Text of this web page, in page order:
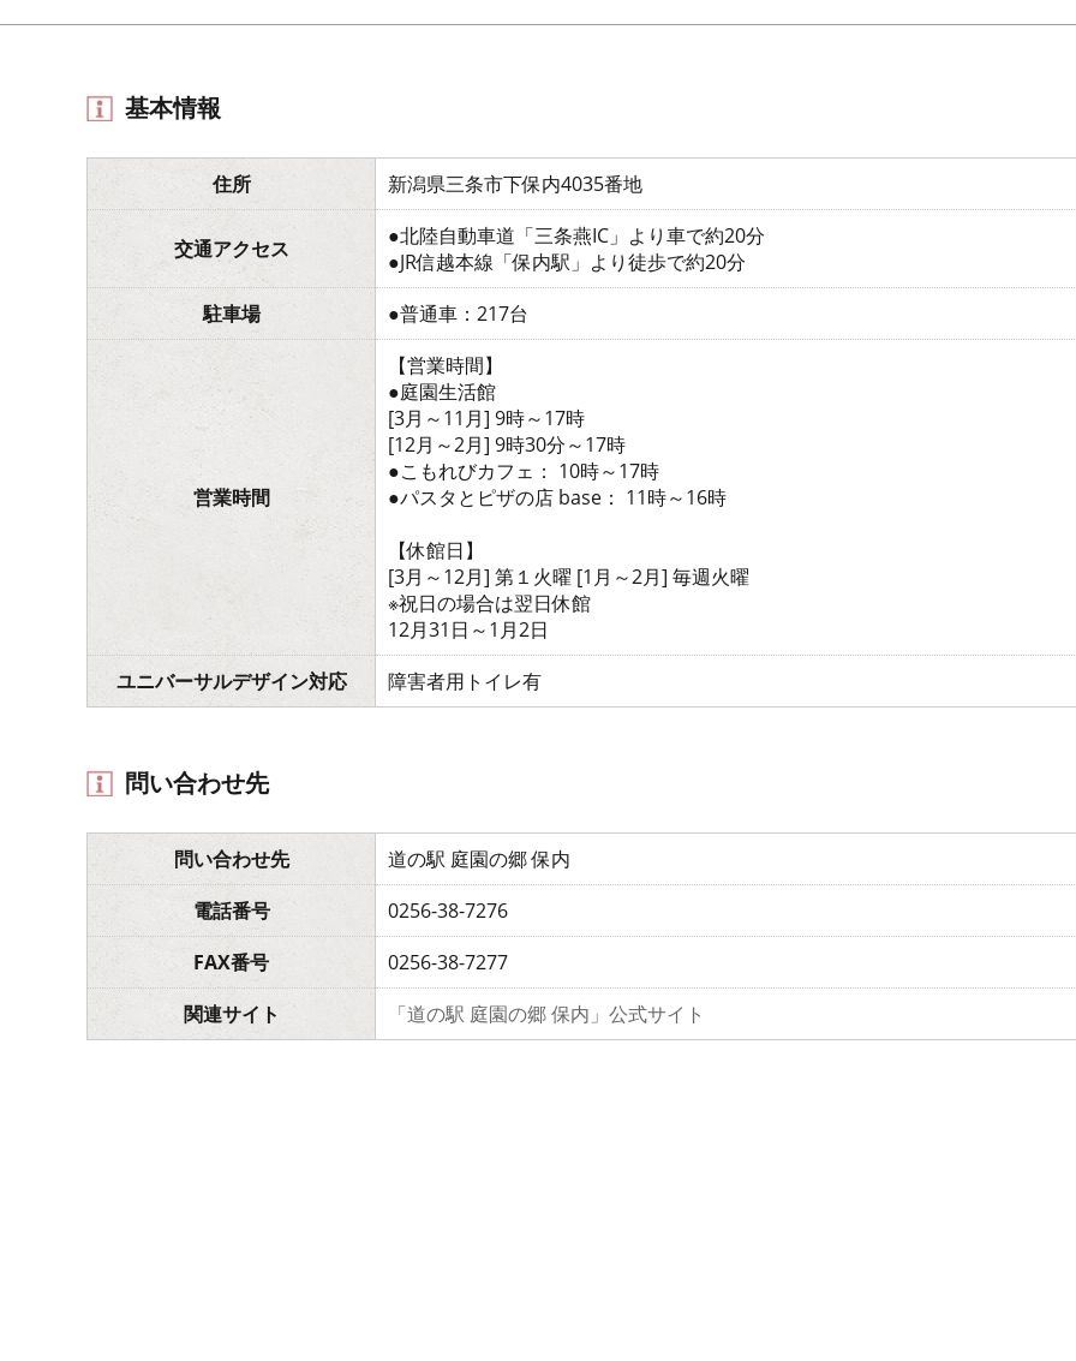
基本情報
住所 新潟県三条市下保内4035番地
交通アクセス
●北陸自動車道「三条燕IC」より車で約20分
●JR信越本線「保内駅」より徒歩で約20分
駐車場
●普通車：217台
営業時間
【営業時間】
●庭園生活館
[3月～11月] 9時～17時
[12月～2月] 9時30分～17時
●こもれびカフェ： 10時～17時
●パスタとピザの店 base： 11時～16時
【休館日】
[3月～12月] 第１火曜 [1月～2月] 毎週火曜
※祝日の場合は翌日休館
12月31日～1月2日
ユニバーサルデザイン対応
障害者用トイレ有
問い合わせ先
問い合わせ先
道の駅 庭園の郷 保内
電話番号
0256-38-7276
FAX番号
0256-38-7277
関連サイト
「道の駅 庭園の郷 保内」公式サイト